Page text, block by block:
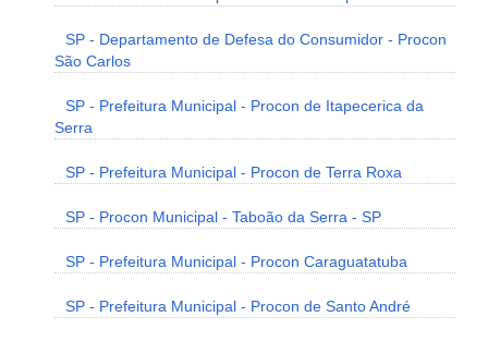
SP - Departamento de Defesa do Consumidor - Procon
São Carlos
SP - Prefeitura Municipal - Procon de Itapecerica da
Serra
SP - Prefeitura Municipal - Procon de Terra Roxa
SP - Procon Municipal - Taboão da Serra - SP
SP - Prefeitura Municipal - Procon Caraguatatuba
SP - Prefeitura Municipal - Procon de Santo André